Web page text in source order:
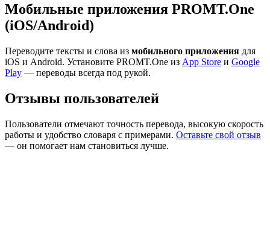
Мобильные приложения PROMT.One
(iOS/Android)
Переводите тексты и слова из мобильного приложения для
iOS и Android. Установите PROMT.One из App Store и Google
Play — переводы всегда под рукой.
Отзывы пользователей
Пользователи отмечают точность перевода, высокую скорость
работы и удобство словаря с примерами. Оставьте свой отзыв
— он помогает нам становиться лучше.